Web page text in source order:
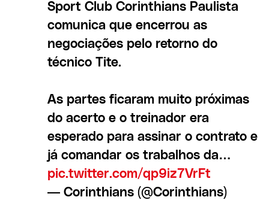
Sport Club Corinthians Paulista
comunica que encerrou as
negociações pelo retorno do
técnico Tite.
As partes ficaram muito próximas
do acerto e o treinador era
esperado para assinar o contrato e
já comandar os trabalhos da…
pic.twitter.com/qp9iz7VrFt
— Corinthians (@Corinthians)